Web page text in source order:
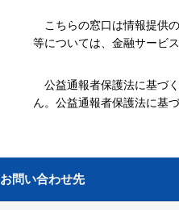
こちらの窓口は情報提供の
等については、金融サービ
公益通報者保護法に基づく
ん。公益通報者保護法に基
お問い合わせ先